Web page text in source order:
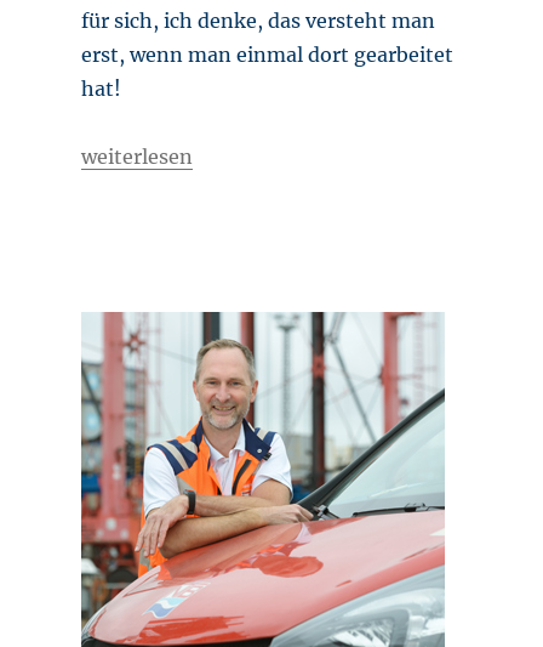
für sich, ich denke, das versteht man
erst, wenn man einmal dort gearbeitet
hat!
„Büroarbeiterin mit direktem Draht“
weiterlesen